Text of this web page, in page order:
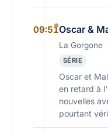
09:51Oscar &
La Gorgone
SÉRIE
Oscar et
en retard à
nouvelles
pourtant